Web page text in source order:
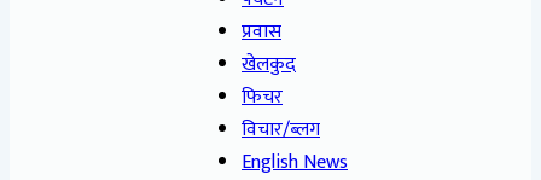
प्रवास
खेलकुद
फिचर
विचार/ब्लग
English News